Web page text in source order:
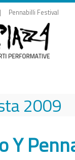
Pennabilli Festival
2009
Y